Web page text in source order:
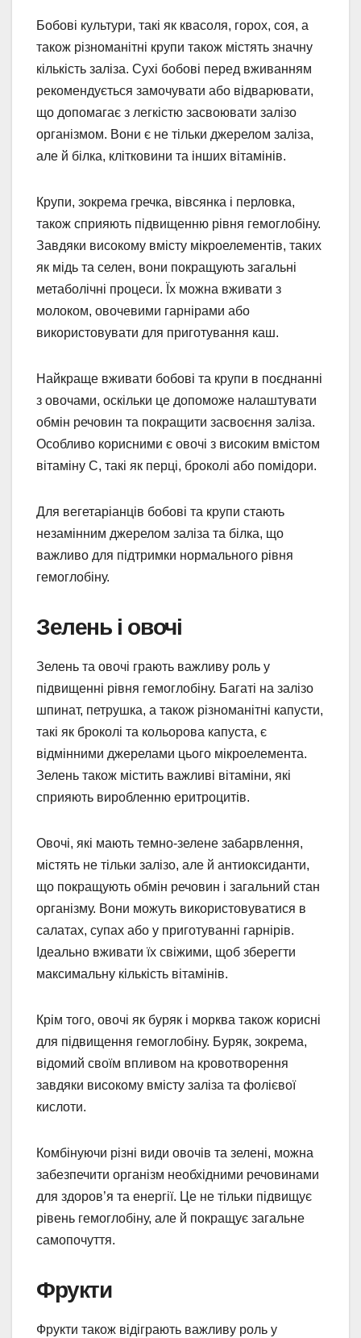
Бобові культури, такі як квасоля, горох, соя, а
також різноманітні крупи також містять значну
кількість заліза. Сухі бобові перед вживанням
рекомендується замочувати або відварювати,
що допомагає з легкістю засвоювати залізо
організмом. Вони є не тільки джерелом заліза,
але й білка, клітковини та інших вітамінів.
Крупи, зокрема гречка, вівсянка і перловка,
також сприяють підвищенню рівня гемоглобіну.
Завдяки високому вмісту мікроелементів, таких
як мідь та селен, вони покращують загальні
метаболічні процеси. Їх можна вживати з
молоком, овочевими гарнірами або
використовувати для приготування каш.
Найкраще вживати бобові та крупи в поєднанні
з овочами, оскільки це допоможе налаштувати
обмін речовин та покращити засвоєння заліза.
Особливо корисними є овочі з високим вмістом
вітаміну С, такі як перці, броколі або помідори.
Для вегетаріанців бобові та крупи стають
незамінним джерелом заліза та білка, що
важливо для підтримки нормального рівня
гемоглобіну.
Зелень і овочі
Зелень та овочі грають важливу роль у
підвищенні рівня гемоглобіну. Багаті на залізо
шпинат, петрушка, а також різноманітні капусти,
такі як броколі та кольорова капуста, є
відмінними джерелами цього мікроелемента.
Зелень також містить важливі вітаміни, які
сприяють виробленню еритроцитів.
Овочі, які мають темно-зелене забарвлення,
містять не тільки залізо, але й антиоксиданти,
що покращують обмін речовин і загальний стан
організму. Вони можуть використовуватися в
салатах, супах або у приготуванні гарнірів.
Ідеально вживати їх свіжими, щоб зберегти
максимальну кількість вітамінів.
Крім того, овочі як буряк і морква також корисні
для підвищення гемоглобіну. Буряк, зокрема,
відомий своїм впливом на кровотворення
завдяки високому вмісту заліза та фолієвої
кислоти.
Комбінуючи різні види овочів та зелені, можна
забезпечити організм необхідними речовинами
для здоров’я та енергії. Це не тільки підвищує
рівень гемоглобіну, але й покращує загальне
самопочуття.
Фрукти
Фрукти також відіграють важливу роль у